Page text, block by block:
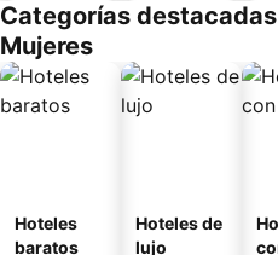
Categorías
Mujeres
Hoteles
baratos
Hoteles de
lujo